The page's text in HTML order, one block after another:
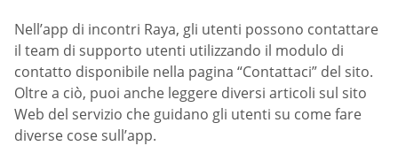
Nell’app di incontri Raya, gli utenti possono contattare
il team di supporto utenti utilizzando il modulo di
contatto disponibile nella pagina “Contattaci” del sito.
Oltre a ciò, puoi anche leggere diversi articoli sul sito
Web del servizio che guidano gli utenti su come fare
diverse cose sull’app.